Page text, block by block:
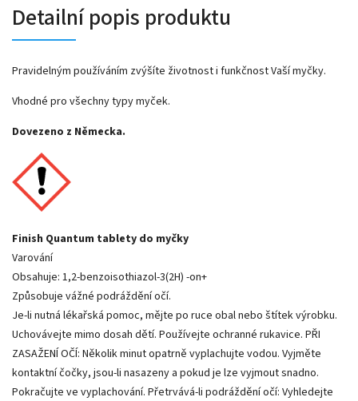
Detailní popis produktu
Pravidelným používáním zvýšíte životnost i funkčnost Vaší myčky.
Vhodné pro všechny typy myček.
Dovezeno z Německa.
Finish Quantum tablety do myčky
Varování
Obsahuje: 1,2-benzoisothiazol-3(2H) -on+
Způsobuje vážné podráždění očí.
Je-li nutná lékařská pomoc, mějte po ruce obal nebo štítek výrobku.
Uchovávejte mimo dosah dětí. Používejte ochranné rukavice. PŘI
ZASAŽENÍ OČÍ: Několik minut opatrně vyplachujte vodou. Vyjměte
kontaktní čočky, jsou-li nasazeny a pokud je lze vyjmout snadno.
Pokračujte ve vyplachování. Přetrvává-li podráždění očí: Vyhledejte